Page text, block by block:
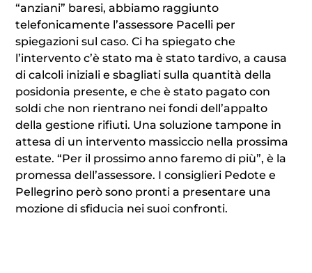
“anziani” baresi, abbiamo raggiunto
telefonicamente l’assessore Pacelli per
spiegazioni sul caso. Ci ha spiegato che
l’intervento c’è stato ma è stato tardivo, a causa
di calcoli iniziali e sbagliati sulla quantità della
posidonia presente, e che è stato pagato con
soldi che non rientrano nei fondi dell’appalto
della gestione rifiuti. Una soluzione tampone in
attesa di un intervento massiccio nella prossima
estate. “Per il prossimo anno faremo di più”, è la
promessa dell’assessore. I consiglieri Pedote e
Pellegrino però sono pronti a presentare una
mozione di sfiducia nei suoi confronti.